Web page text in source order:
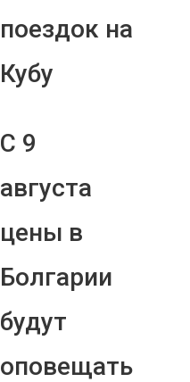
поездок на
Кубу
С 9
августа
цены в
Болгарии
будут
оповещать